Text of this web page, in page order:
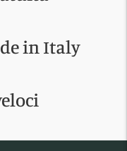
in Italy